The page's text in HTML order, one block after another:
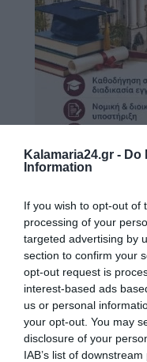
Kalamaria24.gr - Do
Information
If you wish to opt-out of
processing of your
targeted advertising by
section to confirm your
opt-out request is
interest-based ads
us or personal
your opt-out. You may
disclosure of your
IAB’s list of